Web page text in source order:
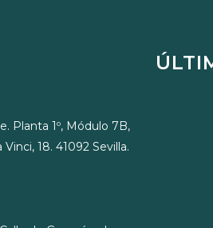
Planta 1º, Módulo 7B,
18. 41092 Sevilla.